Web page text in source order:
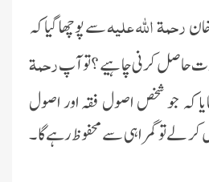
رحمۃ اللہ علیہسے پوچھا گیا کہ
حاصل کرنی چاہیے ؟ تو آپرحمۃ
کہ جو شخص اصول فقہ اور اصول
لے تو گمراہی سے محفوظ رہے گا ۔